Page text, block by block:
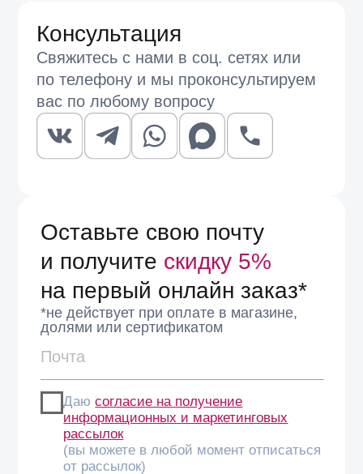
Посмотреть актуальные модели, оценить качество кожи,
вес и посадку ремня, а также подобрать сумку к уже
выбранным украшениям можно в магазинах EspanaMe в
Москве и Санкт-Петербурге, где консультанты подскажут,
что есть в наличии на данный момент и что ожидается в
ближайших поставках.